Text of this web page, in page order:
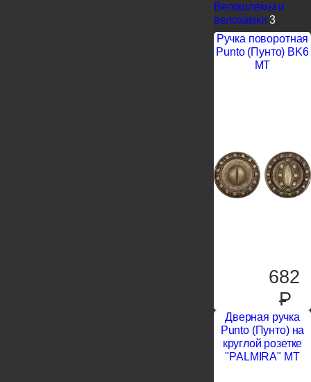
Велошлемы и
велозамки 3
Ручка поворотная
Punto (Пунто) BK6
MT
682
P
Дверная ручка
Punto (Пунто) на
круглой розетке
"PALMIRA" MT